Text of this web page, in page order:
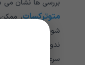
بررسی ها نشان می
متوترکسات،
شود. پزشکان به
ندولوز تسریع
سرعت و معمولا به